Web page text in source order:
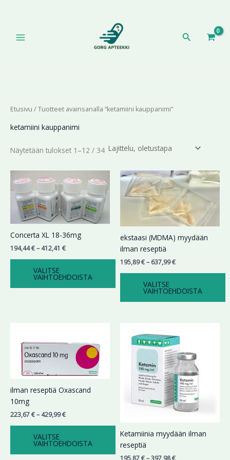
Hae
Etusivu / Tuotteet avainsanalla “ketamiini kauppanimi”
ketamiini kauppanimi
Näytetään tulokset 1–12 / 34
Concerta XL 18-36mg
194,44€– 412,41 €
194,44 €
-
412,41 €
VALITSE
VAIHTOEHDOISTA
Tällä
tuotteella
on
useampi
muunnelma.
Voit
tehdä
valinnat
tuotteen
ekstaasi (MDMA) myydään
ilman reseptiä
195,89€– 637,99€
Hintaluokka:
195,89 €
-
637,99 €
VALITSE
VAIHTOEHDOISTA
Tällä
tuotteella
on
useampi
muunnelma.
tehdä
valinnat
tuotteen
ilman reseptiä Oxascand
10mg
223,67€– 429,99€
-
429,99 €
VALITSE
VAIHTOEHDOISTA
useampi
muunnelma.
tehdä
valinnat
tuotteen
Ketamiinia myydään ilman
reseptiä
195,87€–397,98€
195,87 €
-
397,98 €
tuotteella
useampi
muunnelma.
valinnat
sivulla.